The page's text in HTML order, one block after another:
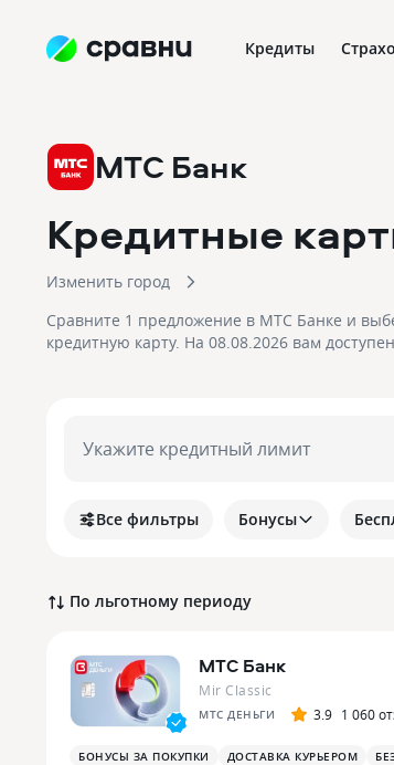
Кредиты
МТС Банк
Кредитные
Изменить город
Сравните 1 предложение в МТС Банке и
кредитную карту. На 08.08.2026 вам
Укажите кредитный лимит
Все фильтры Бонусы
По льготному периоду
МТС Банк
Mir Classic
МТС ДЕНЬГИ 3.9 1 060
БОНУСЫ ЗА ПОКУПКИ ДОСТАВКА КУРЬЕРОМ